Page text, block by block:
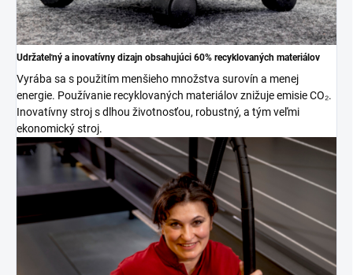
Udržateľný a inovatívny dizajn obsahujúci 60% recyklovaných materiálov
Vyrába sa s použitím menšieho množstva surovín a menej
energie. Používanie recyklovaných materiálov znižuje emisie CO₂.
Inovatívny stroj s dlhou životnosťou, robustný, a tým veľmi
ekonomický stroj.